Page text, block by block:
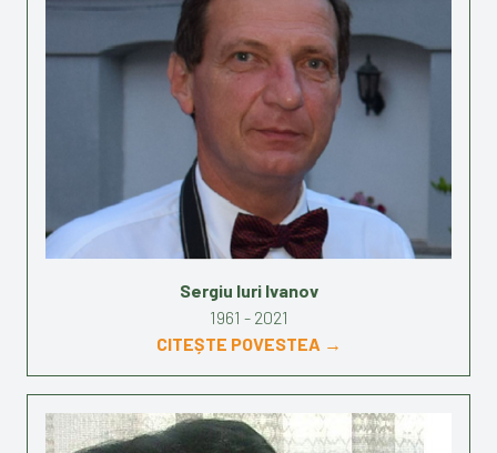
Sergiu Iuri Ivanov
1961 - 2021
CITEȘTE POVESTEA →